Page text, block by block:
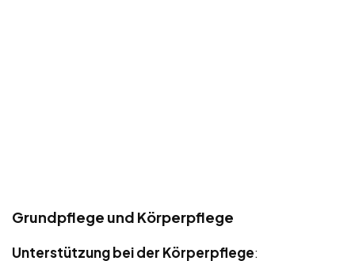
Grundpflege und Körperpflege
Unterstützung bei der Körperpflege: